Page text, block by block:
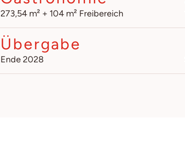
273,54 m² + 104 m² Freibereich
Übergabe
Ende 2028